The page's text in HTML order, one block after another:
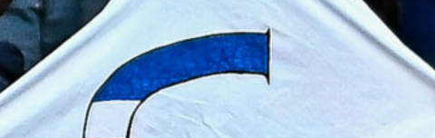
8 Agosto 2026